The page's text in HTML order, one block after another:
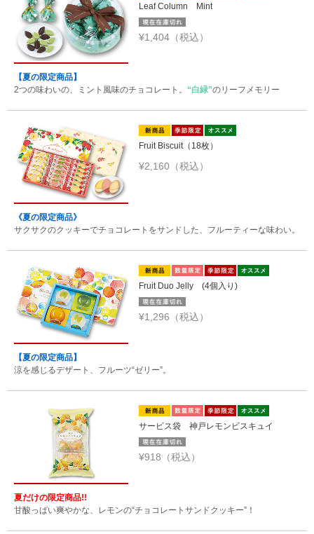
Leaf Column Mint
¥1,404（税込）
【夏の限定商品】
2つの味わいの、ミント風味のチョコレート。 “白緑”のリーフメモリー
Fruit Biscuit（18枚）
¥2,160（税込）
《夏の限定商品》
サクサクのクッキーでチョコレートをサンドした、フルーティーな味わい。
Fruit Duo Jelly (4個入り)
¥1,296（税込）
【夏の限定商品】
涼を感じるデザート、フルーツ“ゼリー”。
サービス袋 神戸レモンビスキュイ
¥918（税込）
夏だけの限定商品!!
甘酸っぱい爽やかな、レモンの“チョコレートサンドクッキー”！